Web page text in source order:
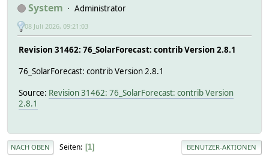
System Administrator
08 Juli 2026, 09:21:03
Revision 31462: 76_SolarForecast: contrib Version 2.8.1
76_SolarForecast: contrib Version 2.8.1
Source: Revision 31462: 76_SolarForecast: contrib Version
2.8.1
NACH OBEN Seiten 1 BENUTZER-AKTIONEN